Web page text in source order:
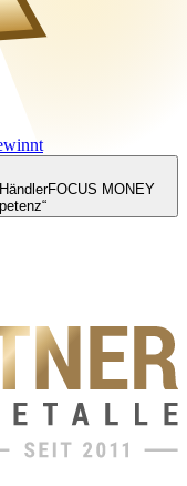
FOCUS MONEY